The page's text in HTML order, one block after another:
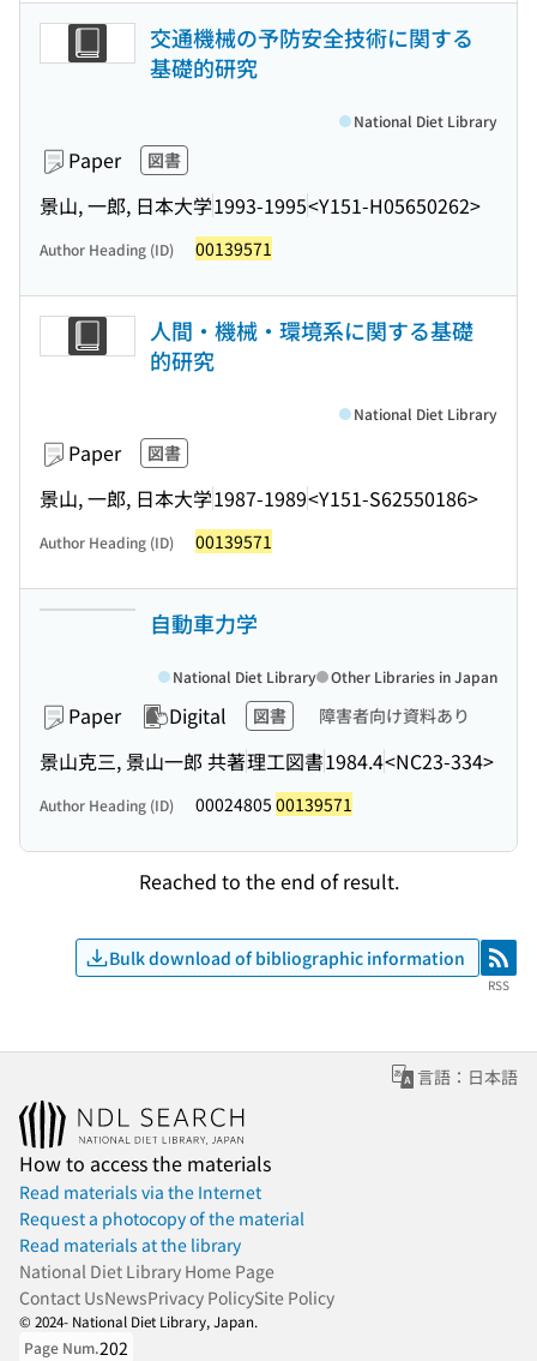
交通機械の予防安全技術に関する
基礎的研究
Paper 図書
景山, 一郎, 日本大学1993-1995<Y151-H05650262>
National Diet Library
Author Heading (ID) 00139571
人間・機械・環境系に関する基礎
的研究
Paper 図書
景山, 一郎, 日本大学1987-1989<Y151-S62550186>
National Diet Library
Author Heading (ID) 00139571
自動車力学
Paper Digital 図書 障害者向け資料あり
景山克三, 景山一郎 共著理工図書1984.4<NC23-334>
National Diet Library Other Libraries in Japan
Author Heading (ID) 00024805 00139571
Reached to the end of result.
Bulk download of bibliographic information RSS
RSS
言語：日本語
How to access the materials
Read materials via the Internet
Request a photocopy of the material
Read materials at the library
National Diet Library Home Page
Contact UsNewsPrivacy PolicySite Policy
© 2024- National Diet Library, Japan.
Page Num.202